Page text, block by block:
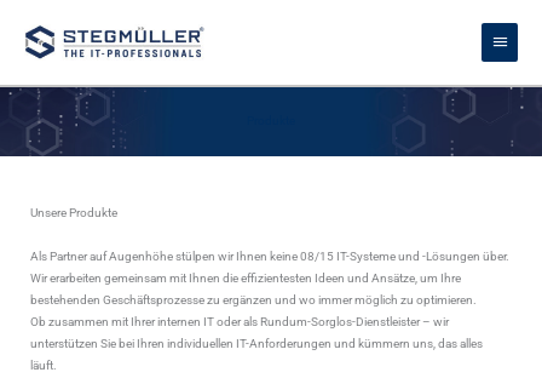
Inhalt
springen
Unsere Produkte
Als Partner auf Augenhöhe stülpen wir Ihnen keine 08/15 IT-Systeme und -Lösungen über.
Wir erarbeiten gemeinsam mit Ihnen die effizientesten Ideen und Ansätze, um Ihre
bestehenden Geschäftsprozesse zu ergänzen und wo immer möglich zu optimieren.
Ob zusammen mit Ihrer internen IT oder als Rundum-Sorglos-Dienstleister – wir
unterstützen Sie bei Ihren individuellen IT-Anforderungen und kümmern uns, das alles
läuft.